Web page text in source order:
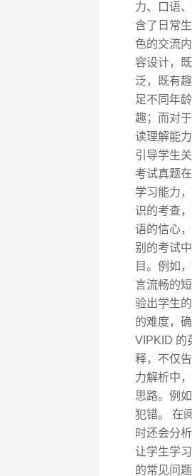
力、口语
含了日常
色的交流
容设计，
泛，既有
足不同年
趣；而对
读理解能
引导学生
考试真题
学习能力
识的考查
语的信心
别的考试
目。例如
言流畅的
验出学生
的难度，
VIPKID 的
释，不仅
力解析中
思路。例
犯错。 在
时还会分
让学生学
的常见问